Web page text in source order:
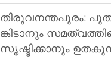
തിരുവനന്തപുരം:
ങ്കിടാനും
സൃഷ്ടിക്കാനും